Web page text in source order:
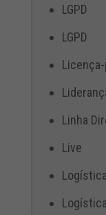
LGPD
LGPD
Linha
Live
Logística